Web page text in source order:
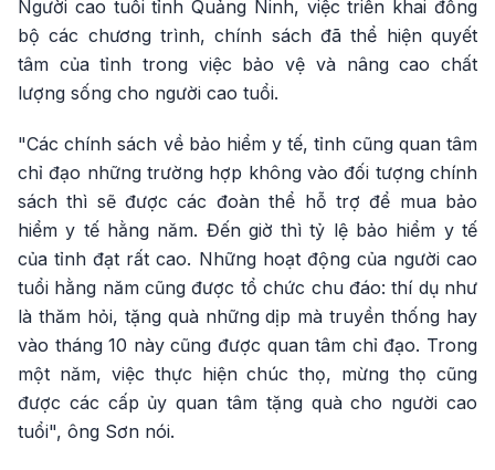
Người cao tuổi tỉnh Quảng Ninh, việc triển khai đồng
bộ các chương trình, chính sách đã thể hiện quyết
tâm của tỉnh trong việc bảo vệ và nâng cao chất
lượng sống cho người cao tuổi.
"Các chính sách về bảo hiểm y tế, tỉnh cũng quan tâm
chỉ đạo những trường hợp không vào đối tượng chính
sách thì sẽ được các đoàn thể hỗ trợ để mua bảo
hiểm y tế hằng năm. Đến giờ thì tỷ lệ bảo hiểm y tế
của tỉnh đạt rất cao. Những hoạt động của người cao
tuổi hằng năm cũng được tổ chức chu đáo: thí dụ như
là thăm hỏi, tặng quà những dịp mà truyền thống hay
vào tháng 10 này cũng được quan tâm chỉ đạo. Trong
một năm, việc thực hiện chúc thọ, mừng thọ cũng
được các cấp ủy quan tâm tặng quà cho người cao
tuổi", ông Sơn nói.